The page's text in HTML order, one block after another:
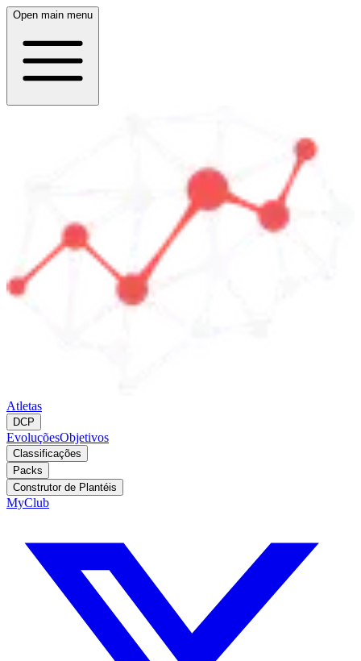
Open main menu
Atletas
DCP
EvoluçõesObjetivos
Classificações
Packs
Construtor de Plantéis
MyClub